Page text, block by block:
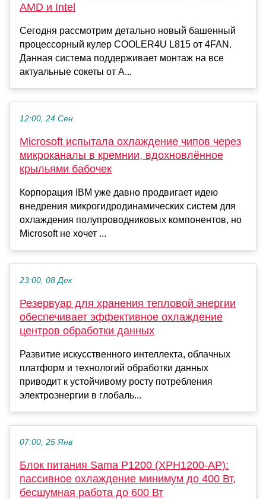
AMD и Intel
Сегодня рассмотрим детально новый башенный
процессорный кулер COOLER4U L815 от 4FAN.
Данная система поддерживает монтаж на все
актуальные сокеты от A...
12:00, 24 Сен
Microsoft испытала охлаждение чипов через
микроканалы в кремнии, вдохновлённое
крыльями бабочек
Корпорация IBM уже давно продвигает идею
внедрения микрогидродинамических систем для
охлаждения полупроводниковых компонентов, но
Microsoft не хочет ...
23:00, 08 Дек
Резервуар для хранения тепловой энергии
обеспечивает эффективное охлаждение
центров обработки данных
Развитие искусственного интеллекта, облачных
платформ и технологий обработки данных
приводит к устойчивому росту потребления
электроэнергии в глобаль...
07:00, 25 Янв
Блок питания Sama P1200 (XPH1200-AP):
пассивное охлаждение минимум до 400 Вт,
бесшумная работа до 600 Вт